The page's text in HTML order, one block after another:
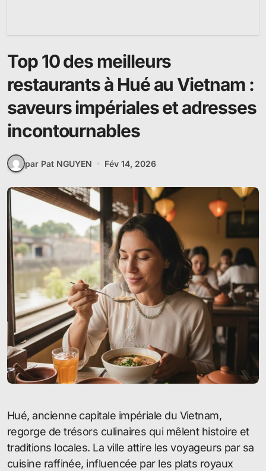
Top 10 des meilleurs
restaurants à Hué au Vietnam :
saveurs impériales et adresses
incontournables
par Pat NGUYEN Fév 14, 2026
Hué, ancienne capitale impériale du Vietnam,
regorge de trésors culinaires qui mêlent histoire et
traditions locales. La ville attire les voyageurs par sa
cuisine raffinée, influencée par les plats royaux